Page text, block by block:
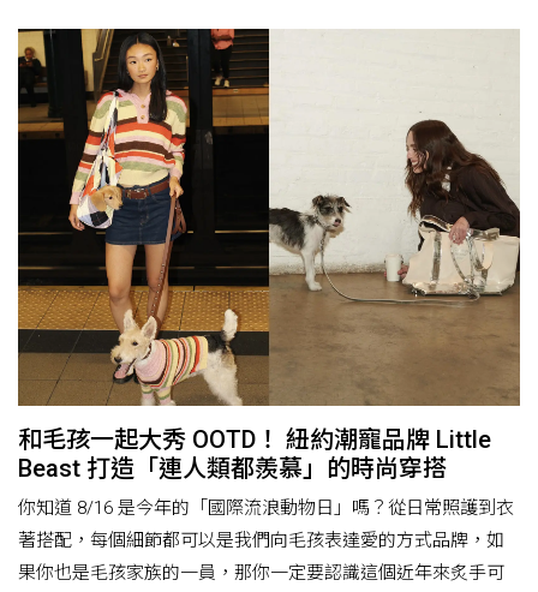
和毛孩一起大秀 OOTD！ 紐約潮寵品牌 Little
Beast 打造「連人類都羨慕」的時尚穿搭
你知道 8/16 是今年的「國際流浪動物日」嗎？從日常照護到衣
著搭配，每個細節都可以是我們向毛孩表達愛的方式品牌，如
果你也是毛孩家族的一員，那你一定要認識這個近年來炙手可